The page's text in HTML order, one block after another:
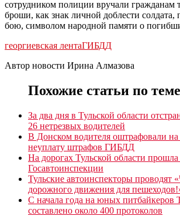
сотрудником полиции вручали гражданам
броши, как знак личной доблести солдата,
бою, символом народной памяти о
георгиевская лентаГИБДД
Автор новости Ирина Алмазова
Похожие статьи по
За два дня в Тульской области
26 нетрезвых водителей
В Донском водителя оштрафовали на
неуплату штрафов ГИБДД
На дорогах Тульской области
Госавтоинспекции
Тульские автоинспекторы проводят
дорожного движения для
С начала года на юных питбайкеров
составлено около 400 протоколов